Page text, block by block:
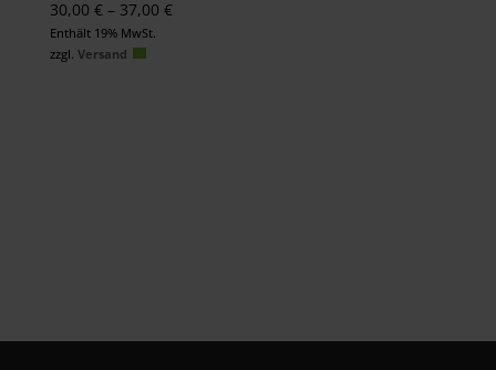
30,00 € – 37,00 €Preisspanne:
Enthält 19% MwSt.
zzgl. Versand